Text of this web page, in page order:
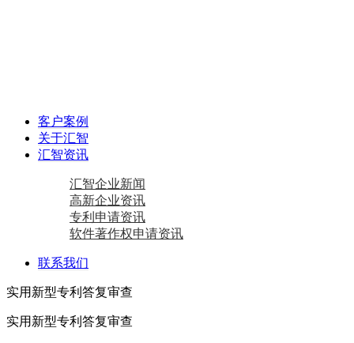
客户案例
关于汇智
汇智资讯
汇智企业新闻
高新企业资讯
专利申请资讯
软件著作权申请资讯
联系我们
实用新型专利答复审查
实用新型专利答复审查